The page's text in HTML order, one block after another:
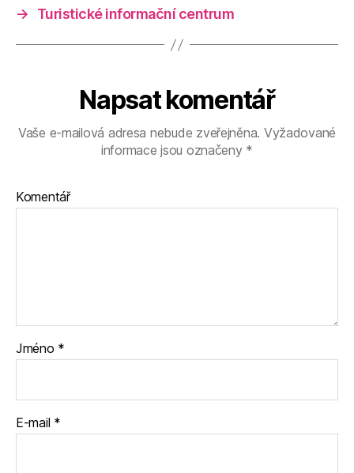
→
Turistické informační centrum
Napsat komentář
Vaše e-mailová adresa nebude zveřejněna. Vyžadované
informace jsou označeny *
Komentář
Jméno *
E-mail *